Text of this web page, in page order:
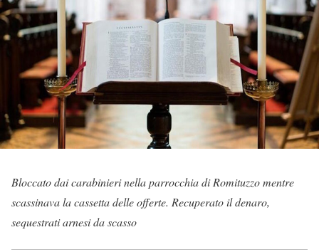
Bloccato dai carabinieri nella parrocchia di Romituzzo mentre
scassinava la cassetta delle offerte. Recuperato il denaro,
sequestrati arnesi da scasso